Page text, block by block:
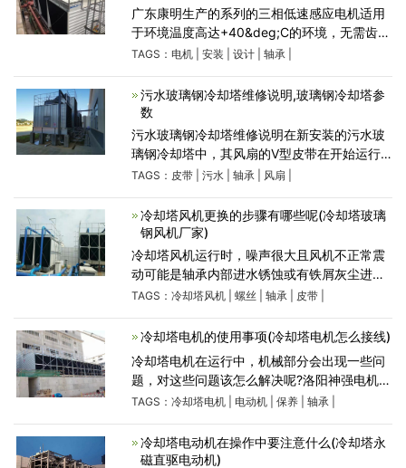
广东康明生产的系列的三相低速感应电机适用
于环境温度高达+40&deg;C的环境，无需齿轮
的冷却塔的轴流式风机直接驱动。由于直接低
长，装配成本降低，并
TAGS： 电机| 安装 设计| 轴承|
污水玻璃钢冷却塔维修说明,玻璃钢冷却塔参
数
污水玻璃钢冷却塔维修说明在新安装的污水玻
璃钢冷却塔中，其风扇的V型皮带在开始运行
时可能会略微拉长，请按照说明手册中给出的
紧，否则会损坏轴承。
TAGS： 皮带| 污水 轴承 风扇
冷却塔风机更换的步骤有哪些呢(冷却塔玻璃
钢风机厂家)
冷却塔风机运行时，噪声很大且风机不正常震
动可能是轴承内部进水锈蚀或有铁屑灰尘进入
轴承内部，这个问题处理过程如下： 1、维
知操作工进行维
TAGS： 冷却塔风机| 螺丝 轴承| 皮带|
冷却塔电机的使用事项(冷却塔电机怎么接线)
冷却塔电机在运行中，机械部分会出现一些问
题，对这些问题该怎么解决呢?洛阳神强电机来
帮助大家解决。 先根据实际情况，冷却塔
的保养，对电动机
TAGS： 冷却塔电机| 电动机| 保养| 轴承|
冷却塔电动机在操作中要注意什么(冷却塔永
磁直驱电动机)